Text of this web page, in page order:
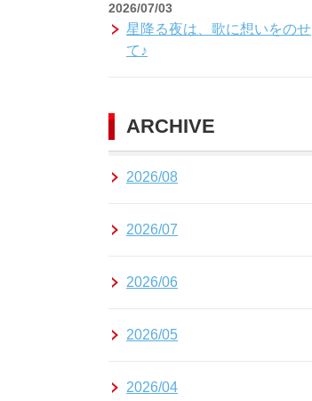
2026/07/03
星降る夜は、歌に想いをのせ
て♪
ARCHIVE
2026/08
2026/07
2026/06
2026/05
2026/04